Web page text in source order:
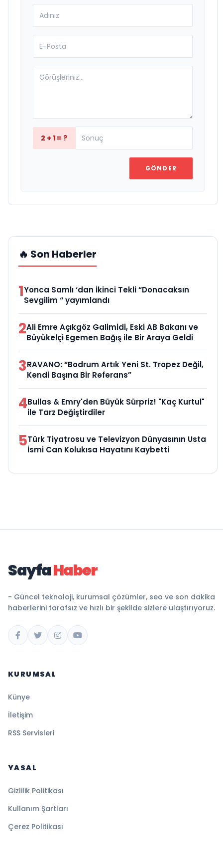
2 + 1 = ?
GÖNDER
🔥 Son Haberler
1Yonca Samlı ‘dan İkinci Tekli “Donacaksın
Sevgilim “ yayımlandı
2Ali Emre Açıkgöz Galimidi, Eski AB Bakanı ve
Büyükelçi Egemen Bağış ile Bir Araya Geldi
3RAVANO: “Bodrum Artık Yeni St. Tropez Değil,
Kendi Başına Bir Referans”
4Bullas & Emry'den Büyük Sürpriz! "Kaç Kurtul"
ile Tarz Değiştirdiler
5Türk Tiyatrosu ve Televizyon Dünyasının Usta
İsmi Can Kolukısa Hayatını Kaybetti
SayfaHaber
- Güncel teknoloji, kurumsal çözümler, seo ve son dakika
haberlerini tarafsız ve hızlı bir şekilde sizlere ulaştırıyoruz.
KURUMSAL
Künye
İletişim
RSS Servisleri
YASAL
Gizlilik Politikası
Kullanım Şartları
Çerez Politikası